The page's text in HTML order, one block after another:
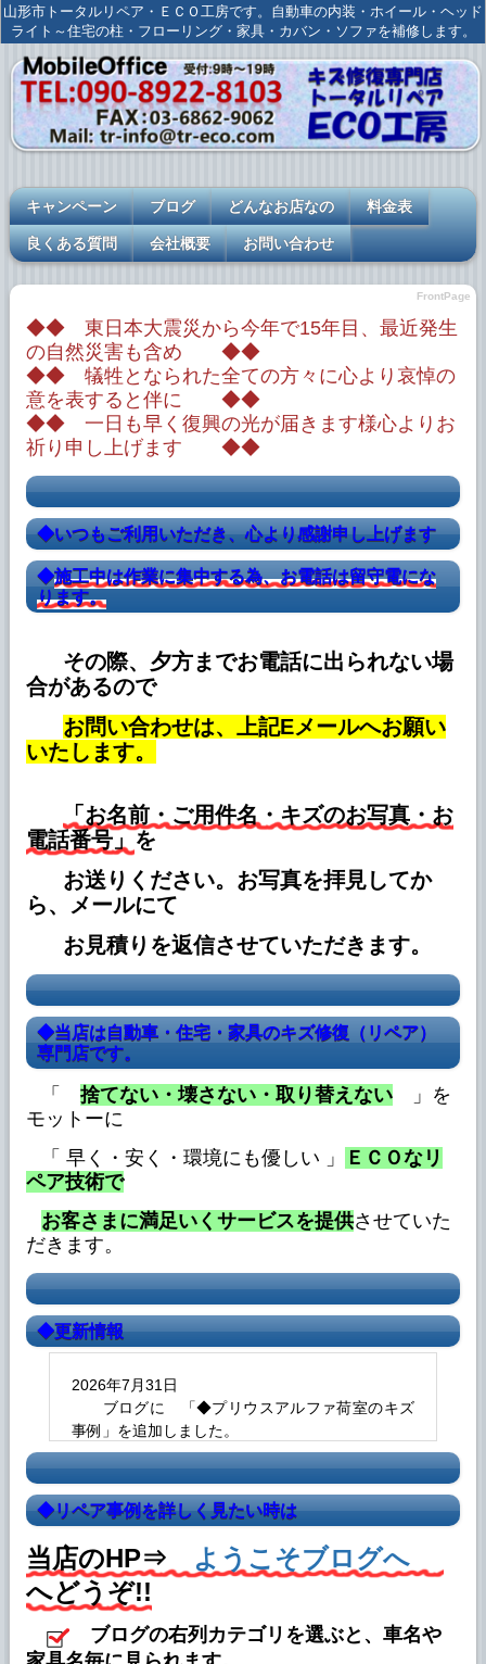
山形市トータルリペア・ＥＣＯ工房です。自動車の内装・ホイール・ヘッド
ライト～住宅の柱・フローリング・家具・カバン・ソファを補修します。
キャンペーン ブログ どんなお店なの 料金表
良くある質問 会社概要 お問い合わせ
FrontPage
◆◆ 東日本大震災から今年で15年目、最近発生
の自然災害も含め ◆◆
◆◆ 犠牲となられた全ての方々に心より哀悼の
意を表すると伴に ◆◆
◆◆ 一日も早く復興の光が届きます様心よりお
祈り申し上げます ◆◆
◆いつもご利用いただき、心より感謝申し上げます
◆施工中は作業に集中する為、お電話は留守電にな
ります。
その際、夕方までお電話に出られない場
合があるので
お問い合わせは、上記Eメールへお願い
いたします。
「お名前・ご用件名・キズのお写真・お
電話番号」 を
お送りください。お写真を拝見してか
ら、メールにて
お見積りを返信させていただきます。
◆当店は自動車・住宅・家具のキズ修復（リペア）
専門店です。
「 捨てない・壊さない・取り替えない」を
モットーに
「 早く・安く・環境にも優しい 」
ＥＣＯなリ
ペア技術で
お客さまに満足いくサービスを提供させていた
だきます。
◆更新情報
2026年7月31日
ブログに 「◆プリウスアルファ荷室のキズ
事例」を追加しました。
2026年7月19日
ブログに 「◆ストリームヘッドライトリペ
ア」を追加しました。
2026年5月21日
ブログに 「◆ダイヤモンドカット リペア」
を追加しました。
2026年5月10日
ブログに 「◆スツールのカラーチェンジ」
◆リペア事例を詳しく見たい時は
当店のHP⇒
ようこそブログへ
へどうぞ!!
ブログの右列カテゴリを選ぶと、車名や